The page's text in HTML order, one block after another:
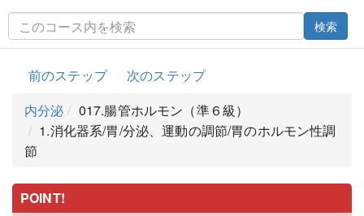
検索
前のステップ
次のステップ
内分泌
017.腸管ホルモン（準６級）
1.消化器系/胃/分泌、運動の調節/胃のホルモン性調
節
POINT!